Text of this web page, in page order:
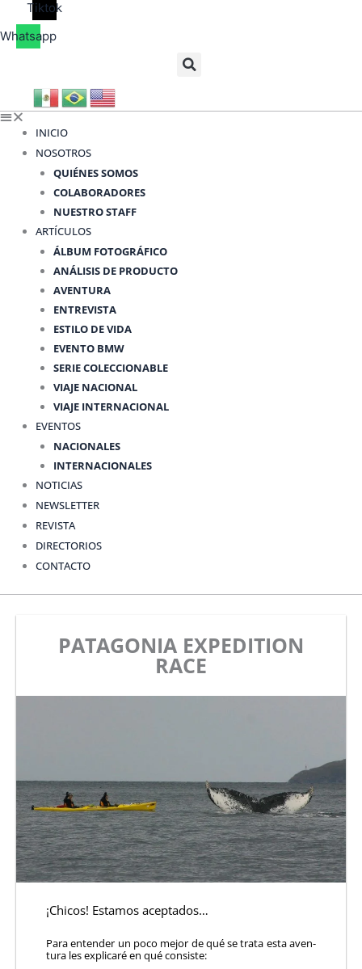
Tiktok
Whatsapp
INICIO
NOSOTROS
QUIÉNES SOMOS
COLABORADORES
NUESTRO STAFF
ARTÍCULOS
ÁLBUM FOTOGRÁFICO
ANÁLISIS DE PRODUCTO
AVENTURA
ENTREVISTA
ESTILO DE VIDA
EVENTO BMW
SERIE COLECCIONABLE
VIAJE NACIONAL
VIAJE INTERNACIONAL
EVENTOS
NACIONALES
INTERNACIONALES
NOTICIAS
NEWSLETTER
REVISTA
DIRECTORIOS
CONTACTO
PATAGONIA EXPEDITION
RACE
¡Chicos! Estamos aceptados…
Para entender un poco mejor de qué se trata esta aven­
tura les explicaré en qué consiste: